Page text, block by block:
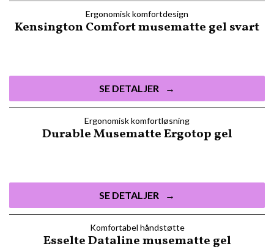
Ergonomisk komfortdesign
Kensington Comfort musematte gel svart
SE DETALJER
Ergonomisk komfortløsning
Durable Musematte Ergotop gel
SE DETALJER
Komfortabel håndstøtte
Esselte Dataline musematte gel